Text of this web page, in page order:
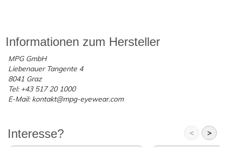
Informationen zum Hersteller
MPG GmbH
Liebenauer Tangente 4
8041 Graz
Tel: +43 517 20 1000
E-Mail: kontakt@mpg-eyewear.com
Interesse? < >